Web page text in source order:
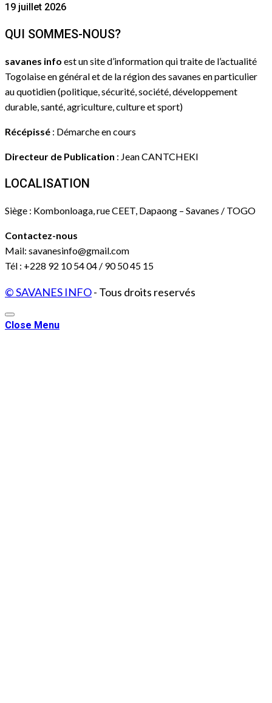
19 juillet 2026
QUI SOMMES-NOUS?
savanes info est un site d’information qui traite de l’actualité
Togolaise en général et de la région des savanes en particulier
au quotidien (politique, sécurité, société, développement
durable, santé, agriculture, culture et sport)
Récépissé : Démarche en cours
Directeur de Publication : Jean CANTCHEKI
LOCALISATION
Siège : Kombonloaga, rue CEET, Dapaong – Savanes / TOGO
Contactez-nous
Mail: savanesinfo@gmail.com
Tél : +228 92 10 54 04 / 90 50 45 15
© SAVANES INFO- Tous droits reservés
Close Menu